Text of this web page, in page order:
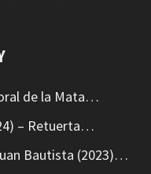
de la Mata…
– Retuerta…
Bautista (2023)…